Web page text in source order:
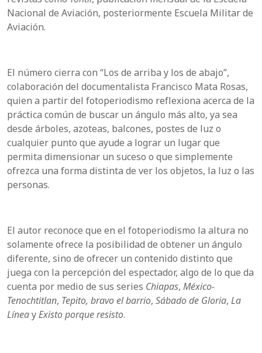
Nacional de Aviación, posteriormente Escuela Militar de
Aviación.
El número cierra con “Los de arriba y los de abajo”,
colaboración del documentalista Francisco Mata Rosas,
quien a partir del fotoperiodismo reflexiona acerca de la
práctica común de buscar un ángulo más alto, ya sea
desde árboles, azoteas, balcones, postes de luz o
cualquier punto que ayude a lograr un lugar que
permita dimensionar un suceso o que simplemente
ofrezca una forma distinta de ver los objetos, la luz o las
personas.
El autor reconoce que en el fotoperiodismo la altura no
solamente ofrece la posibilidad de obtener un ángulo
diferente, sino de ofrecer un contenido distinto que
juega con la percepción del espectador, algo de lo que da
cuenta por medio de sus series Chiapas, México-
Tenochtitlan, Tepito, bravo el barrio, Sábado de Gloria, La
LíneayExisto porque resisto.